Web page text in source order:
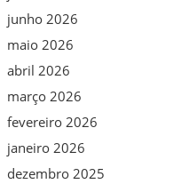
junho 2026
maio 2026
abril 2026
março 2026
fevereiro 2026
janeiro 2026
dezembro 2025